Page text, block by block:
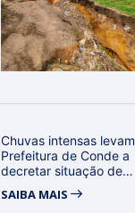
Chuvas intensas levam
Prefeitura de Conde a
decretar situação de
SAIBA MAIS